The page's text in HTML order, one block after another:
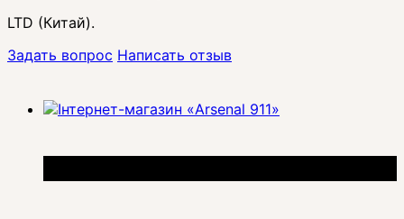
LTD (Китай).
Задать вопрос Написать отзыв